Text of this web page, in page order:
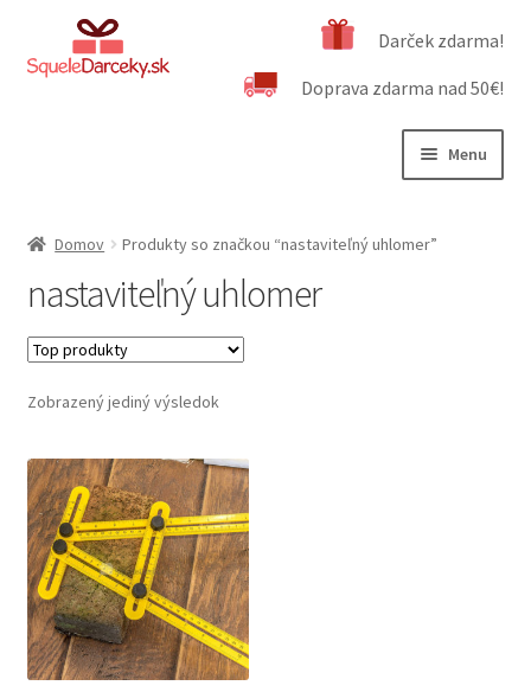
Preskočiť
na
Preskočiť
na
Darček zdarma!
Doprava zdarma nad 50€!
Menu
Dôležité informácie
Obchodné podmienky
Kontakt
Domov Produkty so značkou “nastaviteľný uhlomer”
nastaviteľný uhlomer
Zobrazený jediný výsledok